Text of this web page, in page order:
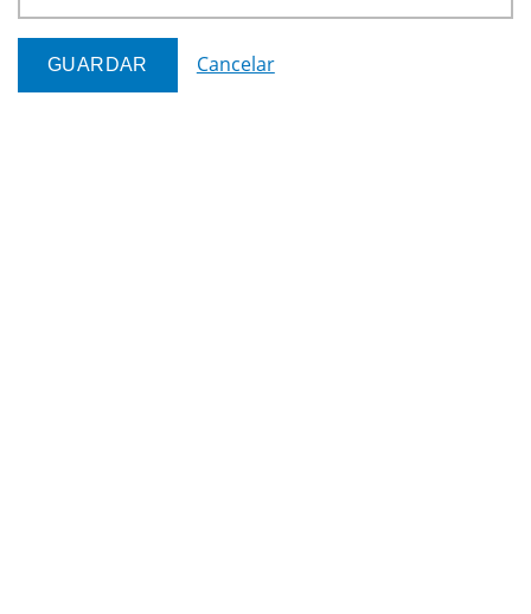
Cancelar